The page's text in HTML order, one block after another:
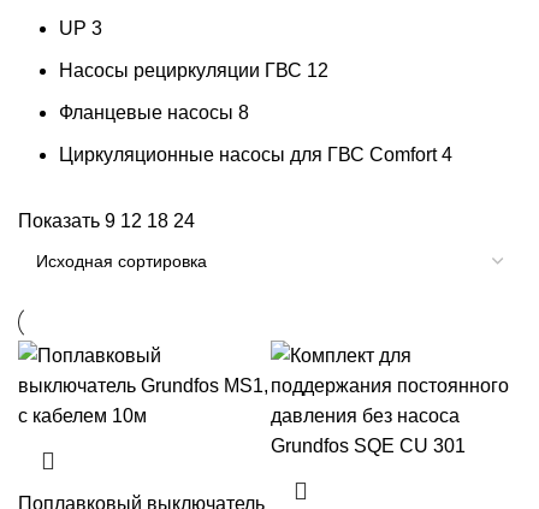
UP 3
Насосы рециркуляции ГВС 12
Фланцевые насосы 8
Циркуляционные насосы для ГВС Comfort 4
Показать 9 12 18 24
Поплавковый выключатель